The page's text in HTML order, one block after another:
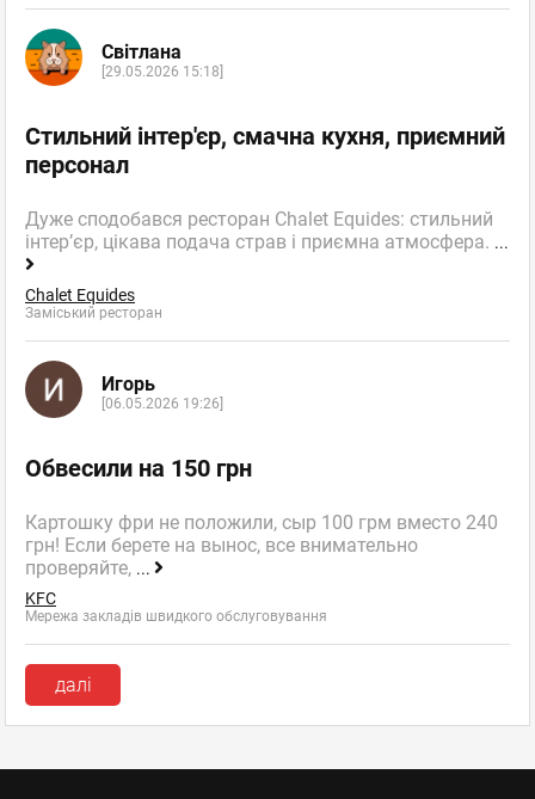
Світлана
[29.05.2026 15:18]
Стильний інтер'єр, смачна кухня, приємний
персонал
Дуже сподобався ресторан Chalet Equides: стильний
інтер’єр, цікава подача страв і приємна атмосфера. ...
Chalet Equides
Заміський ресторан
Игорь
[06.05.2026 19:26]
Обвесили на 150 грн
Картошку фри не положили, сыр 100 грм вместо 240
грн! Если берете на вынос, все внимательно
проверяйте, ...
KFC
Мережа закладів швидкого обслуговування
далі